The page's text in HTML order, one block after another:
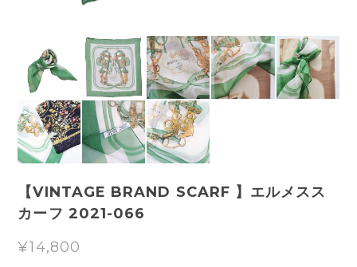
【VINTAGE BRAND SCARF 】エルメスス
カーフ 2021-066
¥14,800